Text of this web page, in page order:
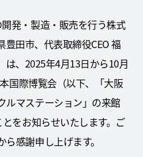
発・製造・販売を行う株式
田市、代表取締役CEO 福
は、2025年4月13日から10月
国際博覧会（以下、「大阪
ルマステーション」の来館
をお知らせいたします。ご
感謝申し上げます。